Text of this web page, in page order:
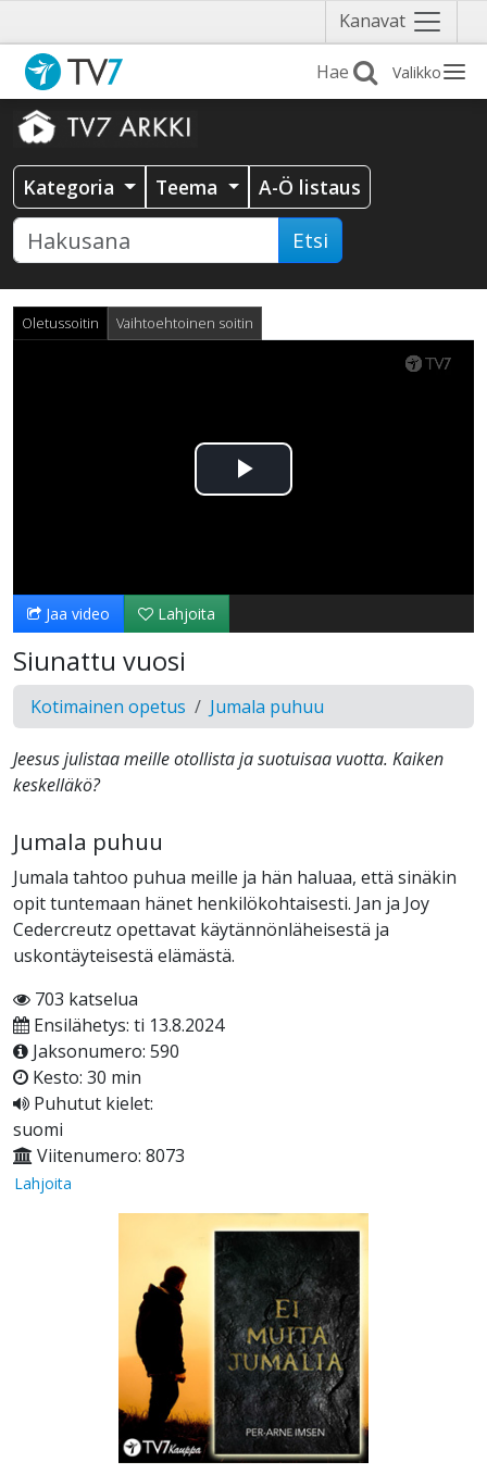
Kanavat Näytä
valikko
Valikko
Kategoria Teema A-Ö listaus
Etsi
Oletussoitin Vaihtoehtoinen soitin
Toista
Jaa video Lahjoita
Siunattu vuosi
Kotimainen opetus Jumala puhuu
Jeesus julistaa meille otollista ja suotuisaa vuotta. Kaiken
keskelläkö?
Jumala puhuu
Jumala tahtoo puhua meille ja hän haluaa, että sinäkin
opit tuntemaan hänet henkilökohtaisesti. Jan ja Joy
Cedercreutz opettavat käytännönläheisestä ja
uskontäyteisestä elämästä.
703 katselua
Ensilähetys: ti 13.8.2024
Jaksonumero: 590
Kesto: 30 min
Puhutut kielet:
suomi
Viitenumero: 8073
Lahjoita